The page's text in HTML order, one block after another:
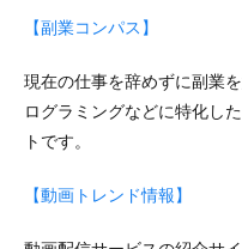
【副業コンパス】
現在の仕事を辞めずに副業
ログラミングなどに特化し
トです。
【動画トレンド情報】